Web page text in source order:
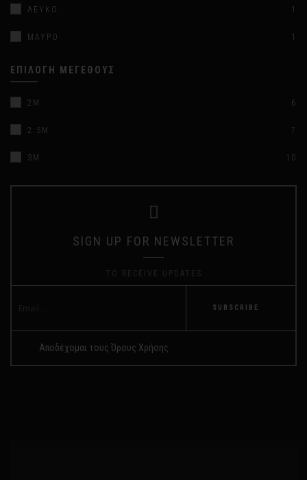
ΛΕΥΚΌ
ΜΑΎΡΟ
ΕΠΙΛΟΓΉ ΜΕΓΈΘΟΥΣ
2M 6
2.5M 7
3M 10
SIGN UP FOR NEWSLETTER
TO RECEIVE UPDATES
SUBSCRIBE
Αποδέχομαι τους Όρους Χρήσης